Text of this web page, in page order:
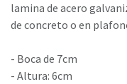
lamina de acero
de concreto o en
- Boca de 7cm
- Altura: 6cm